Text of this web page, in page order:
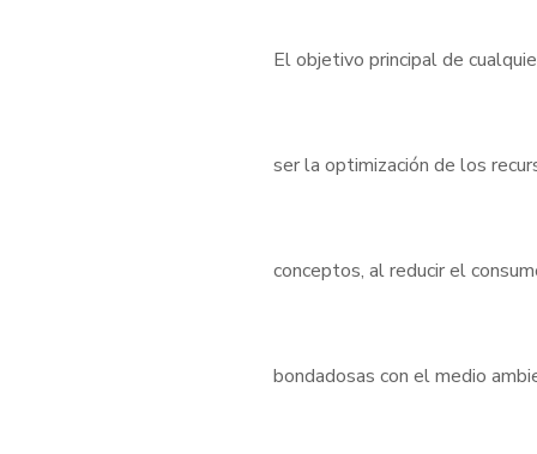
El objetivo principal de
ser la optimización de los
conceptos, al reducir el
bondadosas con el medio